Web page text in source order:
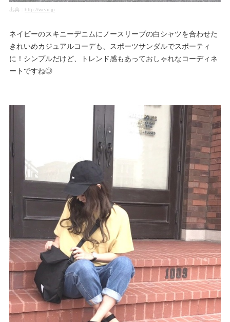
出典： http://wear.jp
ネイビーのスキニーデニムにノースリーブの白シャツを合わせた
きれいめカジュアルコーデも、スポーツサンダルでスポーティ
に！シンプルだけど、トレンド感もあっておしゃれなコーディネ
ートですね◎